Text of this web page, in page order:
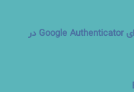
اتنتیکیتور اپل بهترین جایگزین برای Google Authenticator در